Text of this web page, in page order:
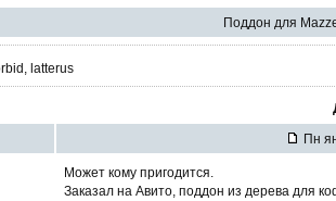
Поддон для
latterus
Пн
Может кому пригодится.
Заказал на Авито, поддон из дерева для